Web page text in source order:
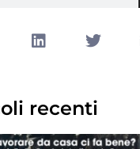
recenti